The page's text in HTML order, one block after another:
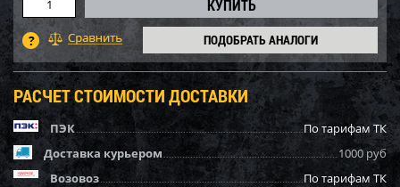
ПОДОБРАТЬ АНАЛОГИ
РАСЧЕТ СТОИМОСТИ ДОСТАВКИ
ПЭК
По тарифам ТК
Доставка курьером
1000 руб
Возовоз
По тарифам ТК